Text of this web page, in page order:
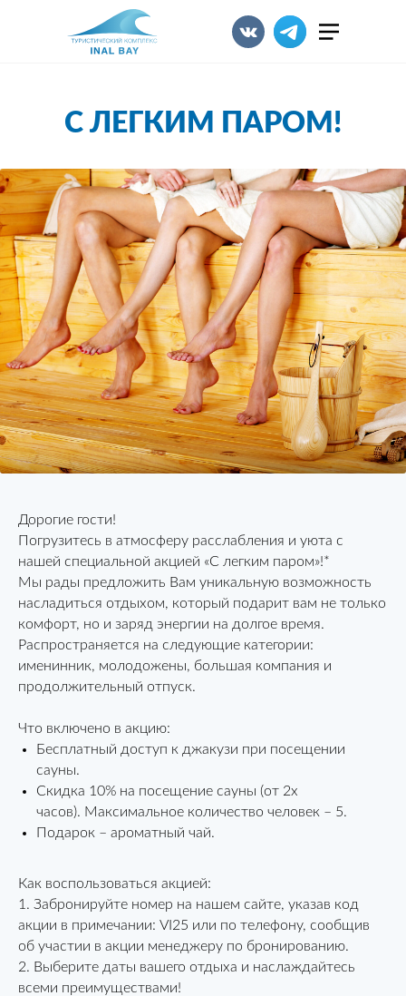
С ЛЕГКИМ ПАРОМ!
Дорогие гости!
Погрузитесь в атмосферу расслабления и уюта с
нашей специальной акцией «С легким паром»!*
Мы рады предложить Вам уникальную возможность
насладиться отдыхом, который подарит вам не только
комфорт, но и заряд энергии на долгое время.
Распространяется на следующие категории:
именинник, молодожены, большая компания и
продолжительный отпуск.
Что включено в акцию:
Бесплатный доступ к джакузи при посещении
сауны.
Скидка 10% на посещение сауны (от 2х
часов). Максимальное количество человек – 5.
Подарок – ароматный чай.
Как воспользоваться акцией:
1. Забронируйте номер на нашем сайте, указав код
акции в примечании: VI25 или по телефону, сообщив
об участии в акции менеджеру по бронированию.
2. Выберите даты вашего отдыха и наслаждайтесь
всеми преимуществами!